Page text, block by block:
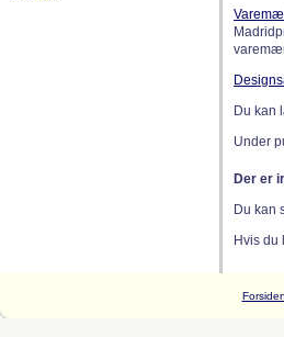
Du kan
Under
Der er
Du kan
Hvis du
Forsiden